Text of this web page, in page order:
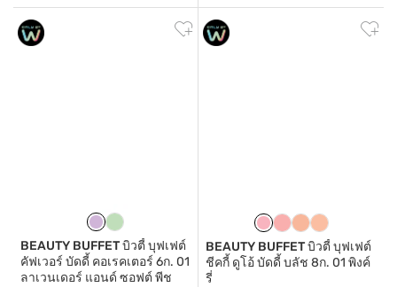
BEAUTY BUFFETบิวตี้ บุฟเฟต์
คัฟเวอร์ บัดดี้ คอเรคเตอร์ 6ก. 01
ลาเวนเดอร์ แอนด์ ซอฟต์ พีช
BEAUTY BUFFETบิวตี้ บุฟเฟต์
ชีคกี้ ดูโอ้ บัดดี้ บลัช 8ก. 01 พิงค์
รี่